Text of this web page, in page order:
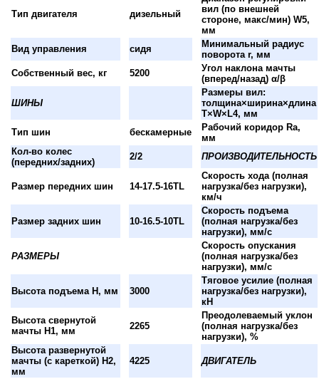
Тип двигателя дизельный
вил (по внешней
стороне, макс/мин) W5,
мм
Вид управления
сидя
Минимальный радиус
поворота r, мм
Собственный вес, кг
5200
Угол наклона мачты
(вперед/назад) α/β
ШИНЫ
Размеры вил:
толщина×ширина×длина
T×W×L4, мм
Тип шин
бескамерные
Рабочий коридор Ra,
мм
Кол-во колес
(передних/задних)
2/2 ПРОИЗВОДИТЕЛЬНОСТЬ
Размер передних шин 14-17.5-16TL
Скорость хода (полная
нагрузка/без нагрузки),
км/ч
Размер задних шин 10-16.5-10TL
Скорость подъема
(полная нагрузка/без
нагрузки), мм/с
РАЗМЕРЫ
Скорость опускания
(полная нагрузка/без
нагрузки), мм/с
Высота подъема H, мм 3000
Тяговое усилие (полная
нагрузка/без нагрузки),
кН
Высота свернутой
мачты H1, мм
2265
Преодолеваемый уклон
(полная нагрузка/без
нагрузки), %
Высота развернутой
мачты (с кареткой) H2,
мм
4225 ДВИГАТЕЛЬ